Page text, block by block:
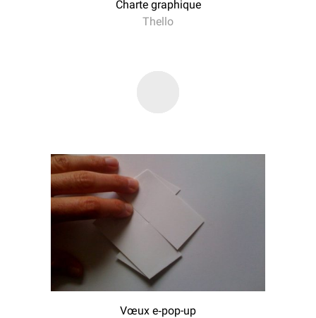
Charte graphique
Thello
Vœux e‑pop-up